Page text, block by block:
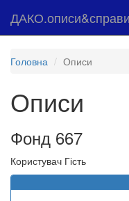
ДАКО.описи&справи
Головна Описи
Описи
Фонд 667
Користувач Гість